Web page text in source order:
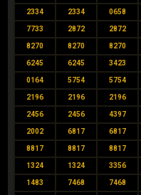
2334 2334 0658
7733 2872 2872
8270 8270 8270
6245 6245 3423
0164 5754 5754
2196 2196 2196
2456 2456 4397
2002 6817 6817
8817 8817 8817
1324 1324 3356
1483 7468 7468